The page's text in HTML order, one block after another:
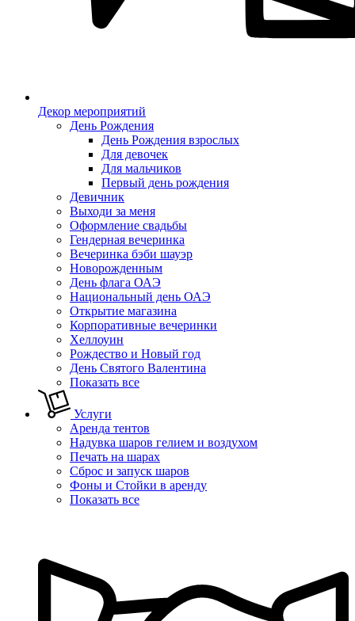
Декор мероприятий
День Рождения
День Рождения взрослых
Для девочек
Для мальчиков
Первый день рождения
Девичник
Выходи за меня
Оформление свадьбы
Гендерная вечеринка
Вечеринка бэби шауэр
Новорожденным
День флага ОАЭ
Национальный день ОАЭ
Открытие магазина
Корпоративные вечеринки
Хеллоуин
Рождество и Новый год
День Святого Валентина
Показать все
Услуги
Аренда тентов
Надувка шаров гелием и воздухом
Печать на шарах
Сброс и запуск шаров
Фоны и Стойки в аренду
Показать все